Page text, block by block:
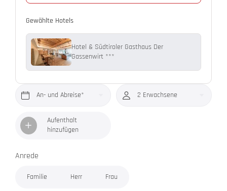
An- und Abreise* 2 Erwachsene
Aufenthalt
hinzufügen
Anrede
Familie Herr Frau
Gewählte Hotels
Hotel & Südtiroler Gasthaus Der
Gassenwirt ***